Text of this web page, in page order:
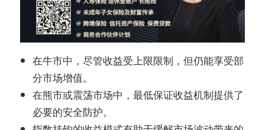
在牛市中，尽管收益受上限限制，但仍能享受部
分市场增值。
在熊市或震荡市场中，最低保证收益机制提供了
必要的安全防护。